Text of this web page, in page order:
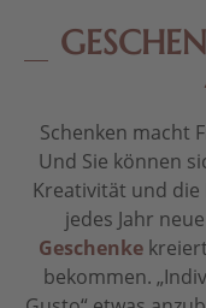
Schenken macht
Und Sie können
Kreativität und die
jedes Jahr
Geschenke
bekommen.